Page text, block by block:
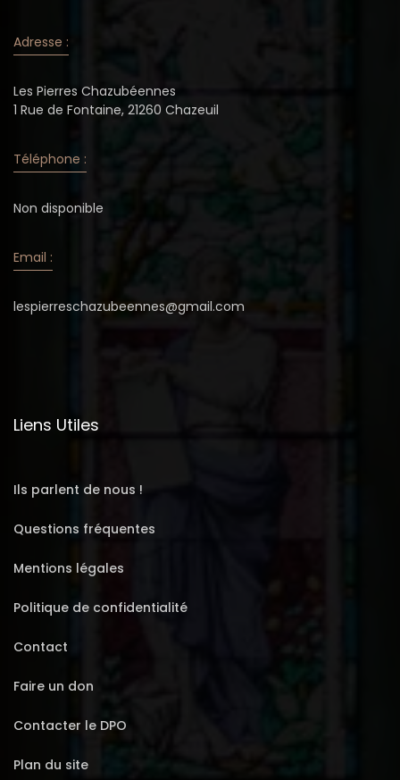
Adresse :
Les Pierres Chazubéennes
1 Rue de Fontaine, 21260 Chazeuil
Téléphone :
Non disponible
Email :
lespierreschazubeennes@gmail.com
Liens Utiles
Ils parlent de nous !
Questions fréquentes
Mentions légales
Politique de confidentialité
Contact
Faire un don
Contacter le DPO
Plan du site